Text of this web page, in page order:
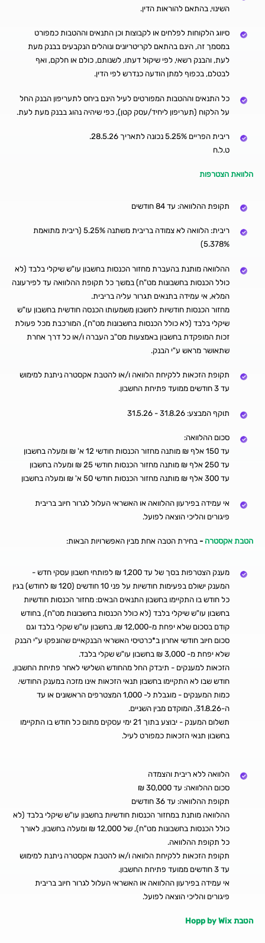
השינוי, בהתאם להוראות הדין.
סיווג הלקוחות לפלחים או לקבוצות וכן התנאים וההטבות כמפורט
במסמך זה, הינם בהתאם לקריטריונים ונוהלים הנקבעים בבנק מעת
לעת, והבנק רשאי, לפי שיקול דעתו, לשנותם, כולם או חלקם, ואף
לבטלם, בכפוף למתן הודעה כנדרש לפי הדין.
כל התנאים וההטבות המפורטים לעיל הינם ביחס לתעריפון הבנק החל
על הלקוח (תעריפון ליחיד/עסק קטן), כפי שיהיה נהוג בבנק מעת לעת.
ריבית הפריים 5.25% נכונה לתאריך 28.5.26.
ט.ל.ח
הלוואת הצטרפות
תקופת ההלוואה: עד 84 חודשים
ריבית: הלוואה לא צמודה בריבית משתנה 5.25% (ריבית מתואמת
5.378%)
ההלוואה מותנת בהעברת מחזור הכנסות בחשבון עו"ש שיקלי בלבד (לא
כולל הכנסות בחשבונות מט"ח) במשך כל תקופת ההלוואה עד לפירעונה
המלא, אי עמידה בתנאים תגרור עליה בריבית.
מחזור הכנסות חודשיות לחשבון משמעותו הכנסה חודשית בחשבון עו"ש
שיקלי בלבד (לא כולל הכנסות בחשבונות מט"ח), המורכבת מכל פעולת
זכות המופקדת בחשבון באמצעות מס"ב העברה ו/או כל דרך אחרת
שתאושר מראש ע"י הבנק.
תקופת הזכאות ללקיחת הלוואה ו/או להטבת אקסטרה ניתנת למימוש
עד 3 חודשים ממועד פתיחת החשבון.
תוקף המבצע: 31.8.26 - 31.5.26
סכום ההלוואה:
עד 150 אלף ₪ מותנה מחזור הכנסות חודשי 12 א' ₪ ומעלה בחשבון
עד 250 אלף ₪ מותנה מחזור הכנסות חודשי 25 ₪ ומעלה בחשבון
עד 300 אלף ₪ מותנה מחזור הכנסות חודשי 50 א' ₪ ומעלה בחשבון
אי עמידה בפירעון ההלוואה או האשראי העלול לגרור חיוב בריבית
פיגורים והליכי הוצאה לפועל.
הטבת אקסטרה - בחירת הטבה אחת מבין האפשרויות הבאות:
מענק הצטרפות בסך של עד 1,200 ₪ לפותחי חשבון עסקי חדש -
המענק ישולם בפעימות חודשיות על פני 10 חודשים (120 ₪ לחודש) בגין
כל חודש בו התקיימו בחשבון התנאים הבאים: מחזור הכנסות חודשיות
בחשבון עו"ש שיקלי בלבד (לא כולל הכנסות בחשבונות מט"ח), בחודש
קודם בסכום שלא יפחת מ-12,000 ₪, בחשבון עו"ש שקלי בלבד וגם
סכום חיוב חודשי אחרון ב*כרטיסי האשראי הבנקאיים שהונפקו ע"י הבנק
שלא יפחת מ- 3,000 ₪ בחשבון עו"ש שקלי בלבד.
הזכאות למענקים - תיבדק החל מהחודש השלישי לאחר פתיחת החשבון,
חודש שבו לא התקיימו בחשבון תנאי הזכאות אינו מזכה במענק החודשי.
כמות המענקים - מוגבלת ל- 1,000 המצטרפים הראשונים או עד
ה-31.8.26, המוקדם מבין השניים.
תשלום המענק - יבוצע בתוך 21 ימי עסקים מתום כל חודש בו התקיימו
בחשבון תנאי הזכאות כמפורט לעיל.
הלוואה ללא ריבית והצמדה
סכום ההלוואה: עד 30,000 ₪
תקופת ההלוואה: עד 36 חודשים
ההלוואה מותנת במחזור הכנסות חודשיות בחשבון עו"ש שיקלי בלבד (לא
כולל הכנסות בחשבונות מט"ח), של 12,000 ₪ ומעלה בחשבון, לאורך
כל תקופת ההלוואה.
תקופת הזכאות ללקיחת הלוואה ו/או להטבת אקסטרה ניתנת למימוש
עד 3 חודשים ממועד פתיחת החשבון.
אי עמידה בפירעון ההלוואה או האשראי העלול לגרור חיוב בריבית
פיגורים והליכי הוצאה לפועל.
הטבת Hopp by Wix